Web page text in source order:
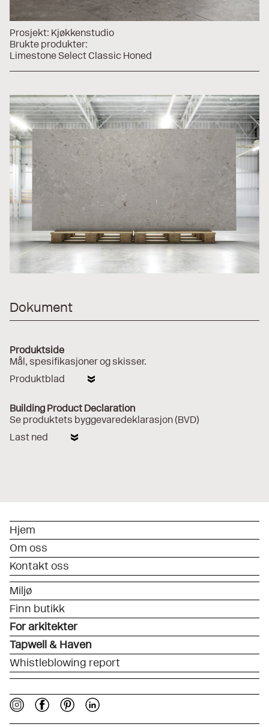
Prosjekt: Kjøkkenstudio
Brukte produkter:
Limestone Select Classic Honed
Dokument
Produktside
Mål, spesifikasjoner og skisser.
Produktblad
Building Product Declaration
Se produktets byggevaredeklarasjon (BVD)
Last ned
Hjem
Om oss
Kontakt oss
Miljø
Finn butikk
For arkitekter
Tapwell & Haven
Whistleblowing report